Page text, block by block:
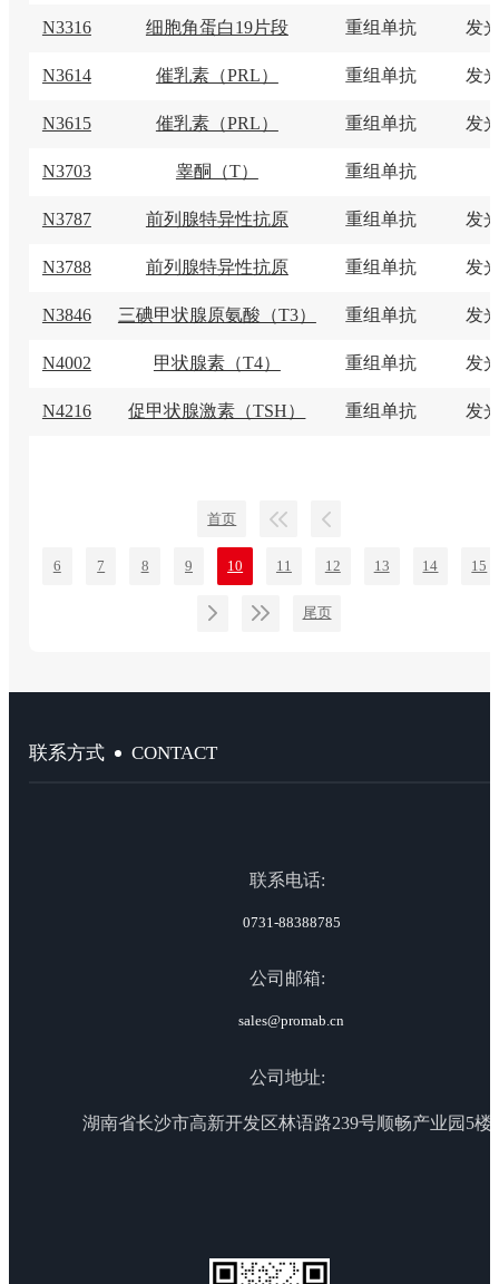
N3316 细胞角蛋白19片段 重组单抗 发
N3614 催乳素（PRL） 重组单抗 发
N3615 催乳素（PRL） 重组单抗 发
N3703 睾酮（T） 重组单抗
N3787 前列腺特异性抗原 重组单抗 发
N3788 前列腺特异性抗原 重组单抗 发
N3846 三碘甲状腺原氨酸（T3） 重组单抗 发
N4002 甲状腺素（T4） 重组单抗 发
N4216 促甲状腺激素（TSH） 重组单抗 发
首页
6 7 8 9 10 11 12 13 14 15
尾页
联系方式 CONTACT
联系电话:
0731-88388785
公司邮箱:
sales@promab.cn
公司地址:
湖南省长沙市高新开发区林语路239号顺畅产业园5楼